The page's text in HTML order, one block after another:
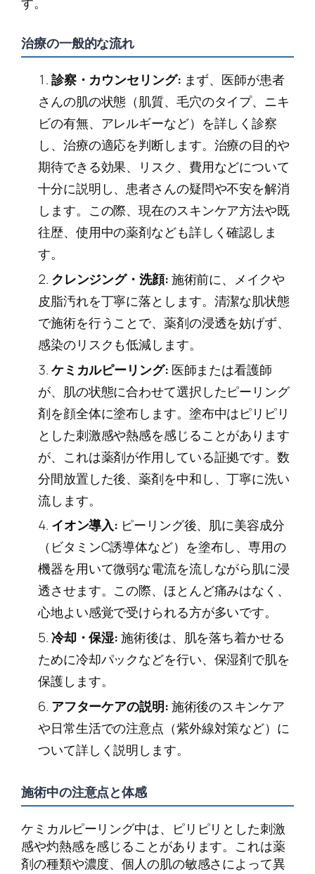
治療の一般的な流れ
診察・カウンセリング: まず、医師が患者
さんの肌の状態（肌質、毛穴のタイプ、ニキ
ビの有無、アレルギーなど）を詳しく診察
し、治療の適応を判断します。治療の目的や
期待できる効果、リスク、費用などについて
十分に説明し、患者さんの疑問や不安を解消
します。この際、現在のスキンケア方法や既
往歴、使用中の薬剤なども詳しく確認しま
す。
クレンジング・洗顔:施術前に、メイクや
皮脂汚れを丁寧に落とします。清潔な肌状態
で施術を行うことで、薬剤の浸透を妨げず、
感染のリスクも低減します。
ケミカルピーリング: 医師または看護師
が、肌の状態に合わせて選択したピーリング
剤を顔全体に塗布します。塗布中はピリピリ
とした刺激感や熱感を感じることがあります
が、これは薬剤が作用している証拠です。数
分間放置した後、薬剤を中和し、丁寧に洗い
流します。
イオン導入: ピーリング後、肌に美容成分
（ビタミンC誘導体など）を塗布し、専用の
機器を用いて微弱な電流を流しながら肌に浸
透させます。この際、ほとんど痛みはなく、
心地よい感覚で受けられる方が多いです。
冷却・保湿:施術後は、肌を落ち着かせる
ために冷却パックなどを行い、保湿剤で肌を
保護します。
アフターケアの説明:施術後のスキンケア
や日常生活での注意点（紫外線対策など）に
ついて詳しく説明します。
施術中の注意点と体感
ケミカルピーリング中は、ピリピリとした刺激
感や灼熱感を感じることがあります。これは薬
剤の種類や濃度、個人の肌の敏感さによって異